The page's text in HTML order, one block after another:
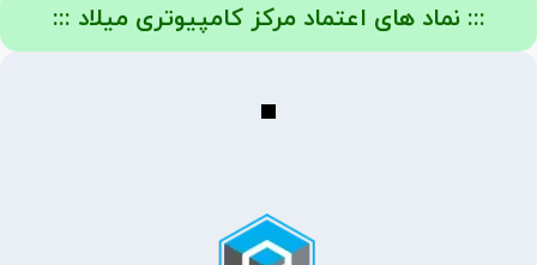
::: نماد های اعتماد مرکز کامپیوتری میلاد :::